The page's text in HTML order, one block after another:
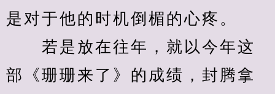
是对于他的时机倒楣的心疼。
若是放在往年，就以今年这
部《珊珊来了》的成绩，封腾拿